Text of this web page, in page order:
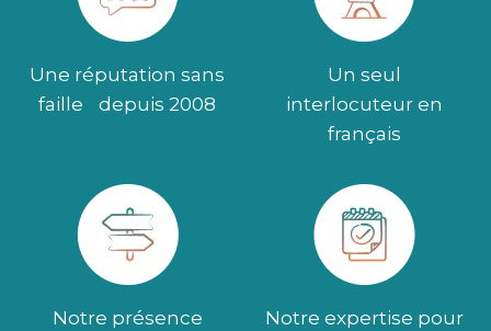
Une réputation sans
faille depuis 2008
Un seul
interlocuteur en
français
Notre présence
Notre expertise pour